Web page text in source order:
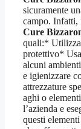
sicuramente
campo. Infatti,
Cure
quali:*
protettivo*
alcuni
e igienizzare
attrezzature
aghi o
l’azienda e
questi